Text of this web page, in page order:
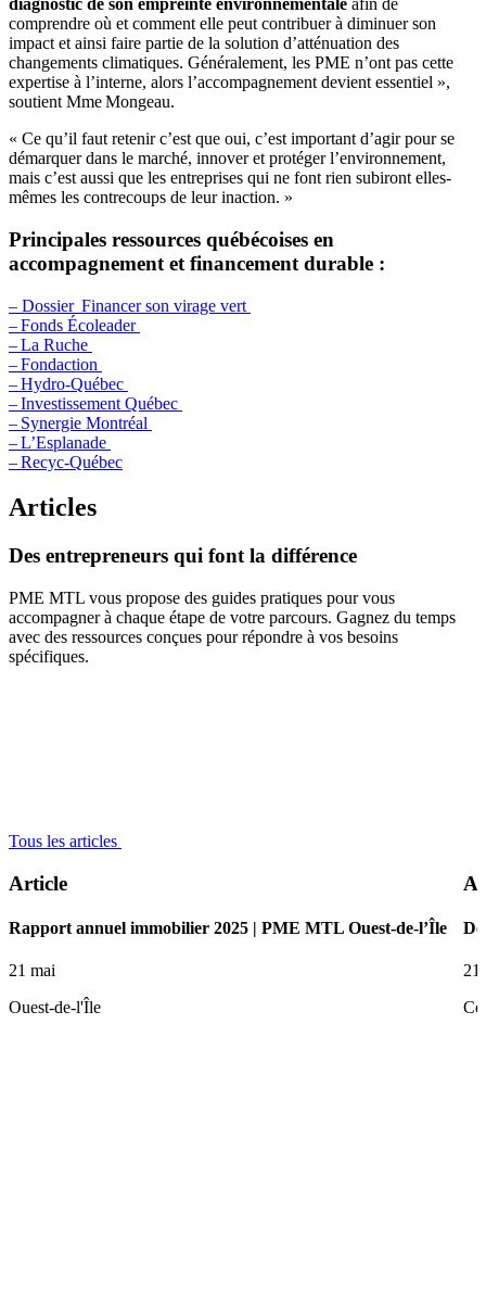
diagnostic de son empreinte environnementale afin de
comprendre où et comment elle peut contribuer à diminuer son
impact et ainsi faire partie de la solution d’atténuation des
changements climatiques. Généralement, les PME n’ont pas cette
expertise à l’interne, alors l’accompagnement devient essentiel »,
soutient Mme Mongeau.
« Ce qu’il faut retenir c’est que oui, c’est important d’agir pour se
démarquer dans le marché, innover et protéger l’environnement,
mais c’est aussi que les entreprises qui ne font rien subiront elles-
mêmes les contrecoups de leur inaction. »
Principales ressources québécoises en
accompagnement et financement durable :
– Dossier Financer son virage vert
– Fonds Écoleader
– La Ruche
– Fondaction
– Hydro-Québec
– Investissement Québec
– Synergie Montréal
– L’Esplanade
– Recyc-Québec
Articles
Des entrepreneurs qui font la différence
PME MTL vous propose des guides pratiques pour vous
accompagner à chaque étape de votre parcours. Gagnez du temps
avec des ressources conçues pour répondre à vos besoins
spécifiques.
Tous les articles
Article
Rapport annuel immobilier 2025 | PME MTL Ouest-de-l’Île
21 mai
Ouest-de-l'Île
21